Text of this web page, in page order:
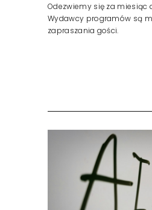
Odezwiemy się za miesiąc
Wydawcy programów są
zapraszania gości.